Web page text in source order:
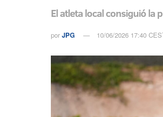
El atleta local consiguió la
por JPG 10/06/2026 17:40